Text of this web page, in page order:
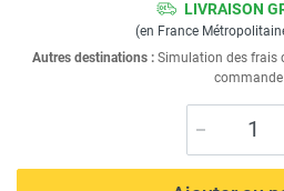
LIVRAISON
(en France
Autres destinations : Simulation des frais
commande